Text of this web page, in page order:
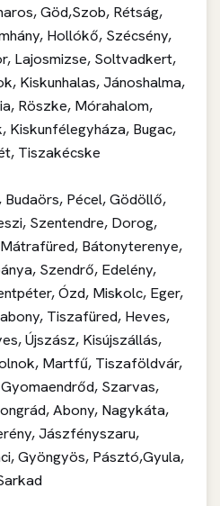
Göd,Szob, Rétság,
Hollókő, Szécsény,
Lajosmizse, Soltvadkert,
Kiskunhalas, Jánoshalma,
Röszke, Mórahalom,
Kiskunfélegyháza, Bugac,
Tiszakécske
Pécel, Gödöllő,
Szentendre, Dorog,
Bátonyterenye,
Szendrő, Edelény,
Ózd, Miskolc, Eger,
Tiszafüred, Heves,
Újszász, Kisújszállás,
Martfű, Tiszaföldvár,
Szarvas,
Abony, Nagykáta,
Jászfényszaru,
Gyöngyös, Pásztó,Gyula,